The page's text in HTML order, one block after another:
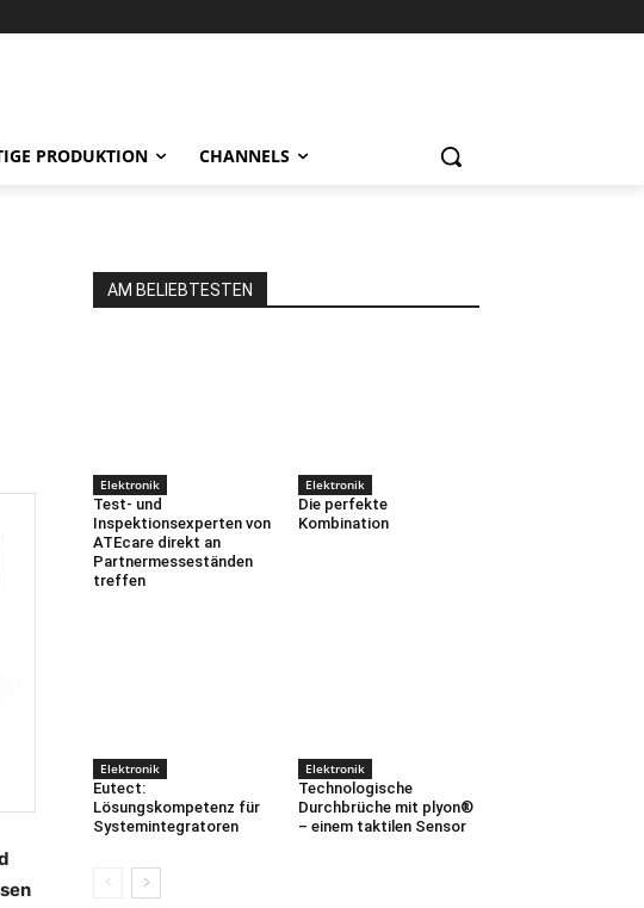
PRODUKTION CHANNELS
AM BELIEBTESTEN
Elektronik
Test- und
Inspektionsexperten von
ATEcare direkt an
Partnermesseständen
treffen
Elektronik
Die perfekte
Kombination
Elektronik
Eutect:
Lösungskompetenz für
Systemintegratoren
Elektronik
Technologische
Durchbrüche mit plyon®
– einem taktilen Sensor